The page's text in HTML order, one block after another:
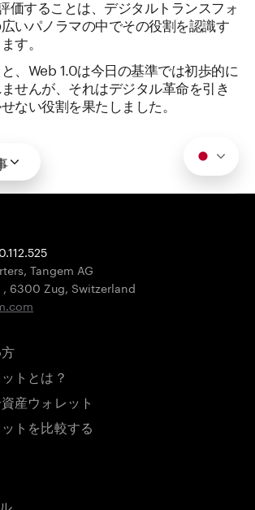
価することは、デジタルトランスフォ
いパノラマの中でその役割を認識す
す。
、Web 1.0は今日の基準では初歩的に
せんが、それはデジタル革命を引き
ない役割を果たしました。
Tangem AG
, 6300 Zug, Switzerland
トとは？
産ウォレット
トを比較する